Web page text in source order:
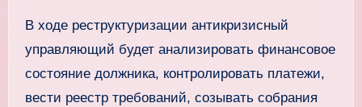
В ходе реструктуризации антикризисный
управляющий будет анализировать финансовое
состояние должника, контролировать платежи,
вести реестр требований, созывать собрания